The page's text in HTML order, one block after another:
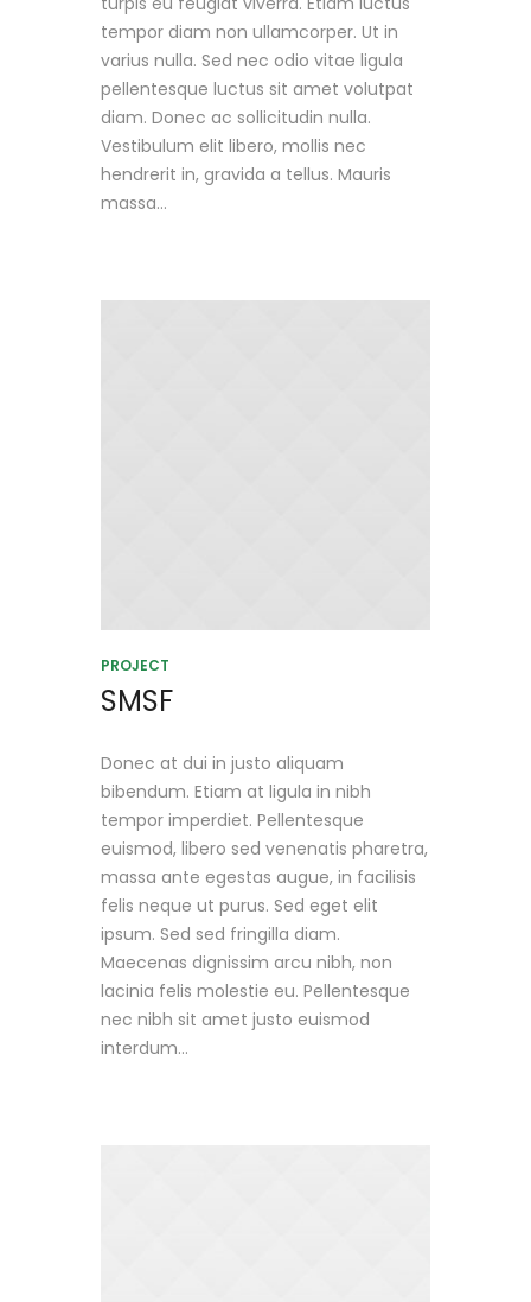
tempor diam non ullamcorper. Ut in
varius nulla. Sed nec odio vitae ligula
pellentesque luctus sit amet volutpat
diam. Donec ac sollicitudin nulla.
Vestibulum elit libero, mollis nec
hendrerit in, gravida a tellus. Mauris
massa...
PROJECT
SMSF
Donec at dui in justo aliquam
bibendum. Etiam at ligula in nibh
tempor imperdiet. Pellentesque
euismod, libero sed venenatis pharetra,
massa ante egestas augue, in facilisis
felis neque ut purus. Sed eget elit
ipsum. Sed sed fringilla diam.
Maecenas dignissim arcu nibh, non
lacinia felis molestie eu. Pellentesque
nec nibh sit amet justo euismod
interdum...